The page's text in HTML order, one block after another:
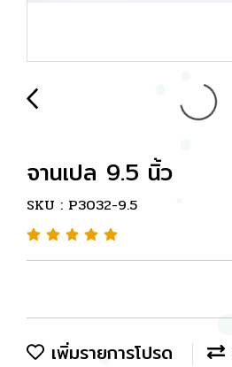
จานเปล 9.5 นิ้ว
SKU : P3032-9.5
เพิ่มรายการโปรด